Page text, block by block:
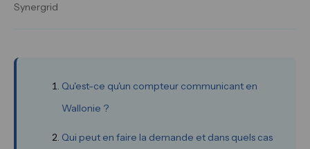
Synergrid
Qu'est-ce qu'un compteur communicant en
Wallonie ?
Qui peut en faire la demande et dans quels cas